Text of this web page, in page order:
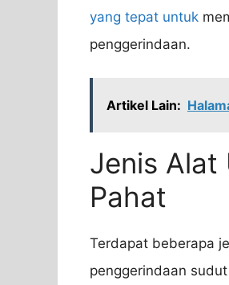
yang tepat untuk
penggerindaan.
Artikel Lain:
Jenis Alat
Pahat
Terdapat beberapa
penggerindaan